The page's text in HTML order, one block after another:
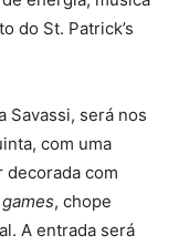
do St. Patrick’s
Savassi, será nos
com uma
decorada com
, chope
A entrada será